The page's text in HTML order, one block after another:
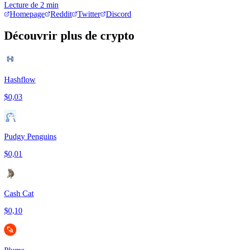
Lecture de 2 min
Homepage
Reddit Twitter Discord
Découvrir plus de crypto
Hashflow
$0,03
Pudgy Penguins
$0,01
Cash Cat
$0,10